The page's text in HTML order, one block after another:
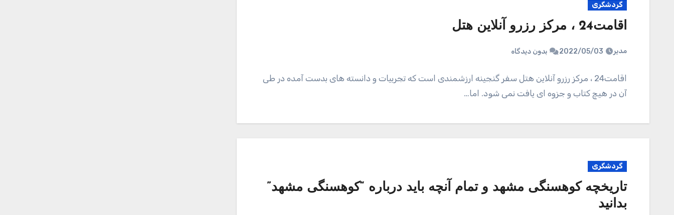
گردشگری
اقامت24 ، مرکز رزرو آنلاین هتل
مدیر 2022/05/03 بدون دیدگاه
اقامت24 ، مرکز رزرو آنلاین هتل سفر گنجینه ارزشمندی است که تجربیات و دانسته های بدست آمده در طی
آن در هیچ کتاب و جزوه ای یافت نمی شود. اما…
گردشگری
تاریخچه کوهسنگی مشهد و تمام آنچه باید درباره “کوهسنگی مشهد”
بدانید